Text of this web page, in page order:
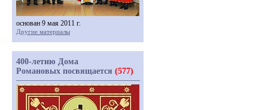
основан 9 мая 2011 г.
Другие материалы
400-летию Дома
Романовых посвящается (577)